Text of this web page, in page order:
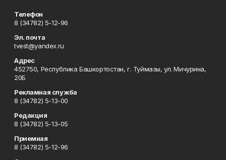
Телефон
8 (34782) 5-12-96
Эл. почта
tvest@yandex.ru
Адрес
452750, Республика Башкортостан, г. Туймазы, ул. Мичурина,
20Б
Рекламная служба
8 (34782) 5-13-00
Редакция
8 (34782) 5-13-05
Приемная
8 (34782) 5-12-96